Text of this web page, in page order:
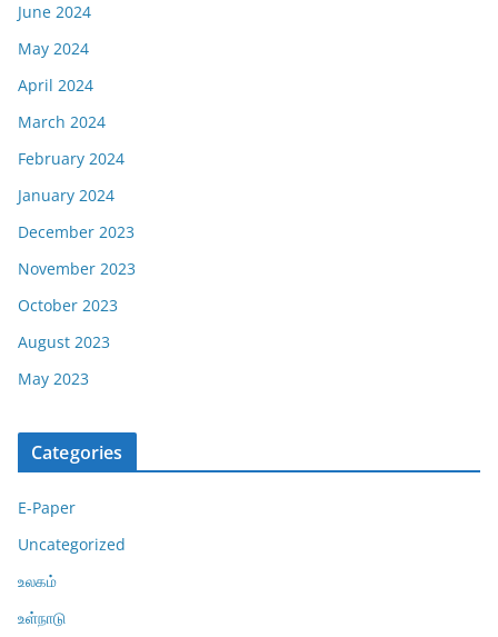
June 2024
May 2024
April 2024
March 2024
February 2024
January 2024
December 2023
November 2023
October 2023
August 2023
May 2023
Categories
E-Paper
Uncategorized
உலகம்
உள்நாடு